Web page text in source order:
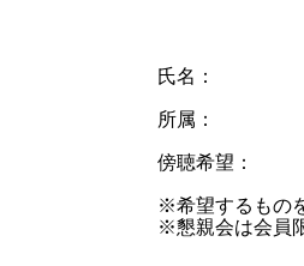
        氏名：
        所属：
傍聴希望：　　
※希望するもの
※懇親会は会員